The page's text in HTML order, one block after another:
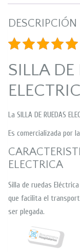
DESCRIPCIÓN
SILLA DE
La SILLA DE RUEDAS
Es comercializada por
ELECTRICA
Silla de ruedas
que facilita el
ser plegada.